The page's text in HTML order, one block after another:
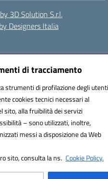
di tracciamento
strumenti di profilazione degli
cookies tecnici necessari al
alla fruibilità dei servizi
– sono utilizzati, inoltre,
messi a disposizione da Web
sito, consulta la ns. Cookie Policy.
3D Solution S.r.l.
Designers Italia